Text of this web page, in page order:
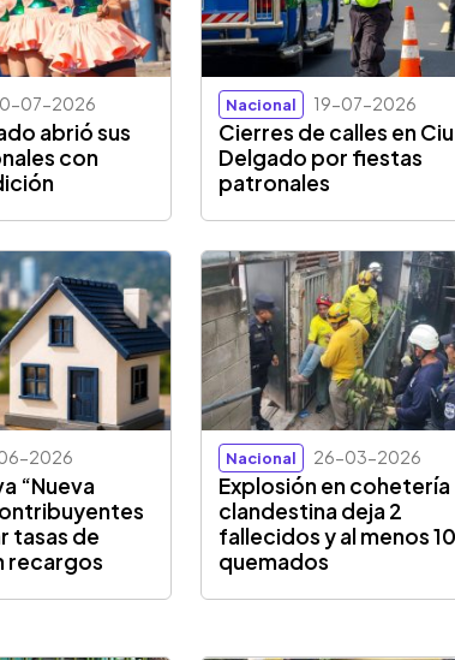
07-2026
abrió sus
con
Nacional 19-07-2026
Cierres de calles en
Delgado por fiestas
patronales
2026
“Nueva
tasas de
recargos
Nacional 26-03-2026
Explosión en cohetería
clandestina deja 2
fallecidos y al menos
quemados